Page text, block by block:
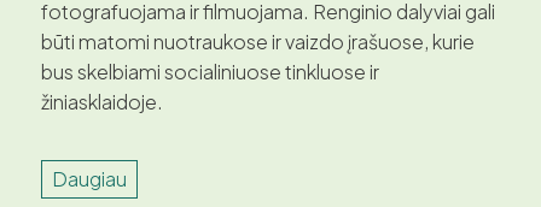
fotografuojama ir filmuojama. Renginio dalyviai gali
būti matomi nuotraukose ir vaizdo įrašuose, kurie
bus skelbiami socialiniuose tinkluose ir
žiniasklaidoje.
Daugiau